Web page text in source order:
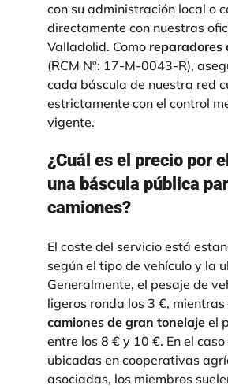
con su administración local o
directamente con nuestras
Valladolid. Como reparadores
(RCM Nº: 17-M-0043-R),
cada báscula de nuestra red
estrictamente con el control
vigente.
¿Cuál es el precio por
una báscula pública
camiones?
El coste del servicio está
según el tipo de vehículo y la
Generalmente, el pesaje de
ligeros ronda los 3 €,
camiones de gran tonelajeel
entre los 8 € y 10 €. En el
ubicadas en cooperativas
asociadas, los miembros